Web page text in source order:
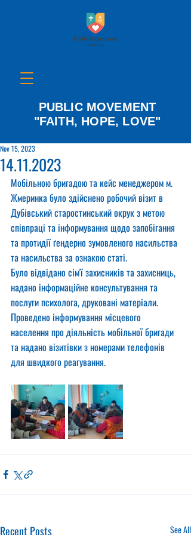
PUBLIC MOVEMENT
"FAITH, HOPE, LOVE"
14.11.2023
Nov 15, 2023
Мобільною бригадою та кейс менеджером м.
Жмеринка було здійснено робочий візит в
Дубівський старостинський окрук з метою
співпраці та інформування щодо запобігання
та протидії ґендерно зумовленого насильства
та насильства за ознакою статі.
Було відвідано сім'ї захисників та захисниць,
надано інформаційне консультування та
послуги психолога, друковані матеріали.
Проведено інформування місцевого
населення про діяльність мобільної бригади
та надано візитівки з номерами телефонів
для швидкого реагування.
Recent Posts See All